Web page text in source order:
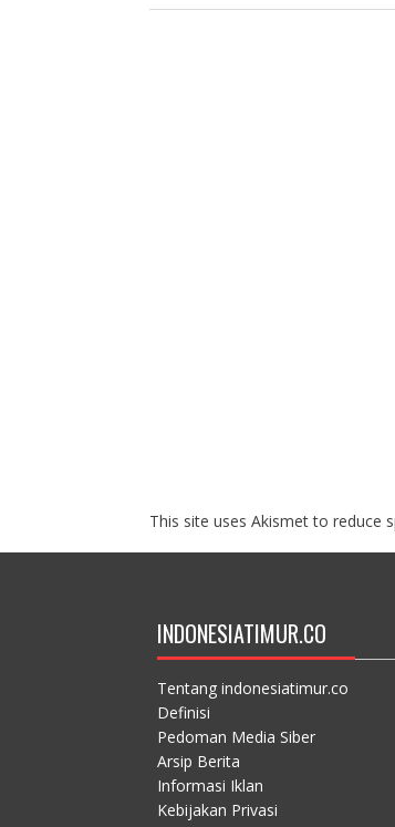
This site uses Akismet to reduce
INDONESIATIMUR.CO
Tentang indonesiatimur.co
Definisi
Pedoman Media Siber
Arsip Berita
Informasi Iklan
Kebijakan Privasi